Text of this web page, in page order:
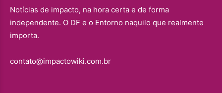
Notícias de impacto, na hora certa e de forma
independente. O DF e o Entorno naquilo que realmente
importa.
contato@impactowiki.com.br